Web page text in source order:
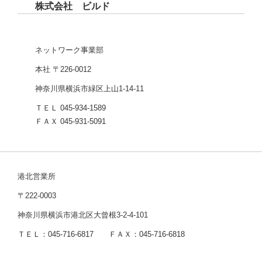
株式会社 ビルド
ネットワーク事業部
本社 〒226-0012
神奈川県横浜市緑区上山1-14-11
ＴＥＬ 045-934-1589
ＦＡＸ 045-931-5091
港北営業所
〒222-0003
神奈川県横浜市港北区大曾根3-2-4-101
ＴＥＬ：045-716-6817 ＦＡＸ：045-716-6818